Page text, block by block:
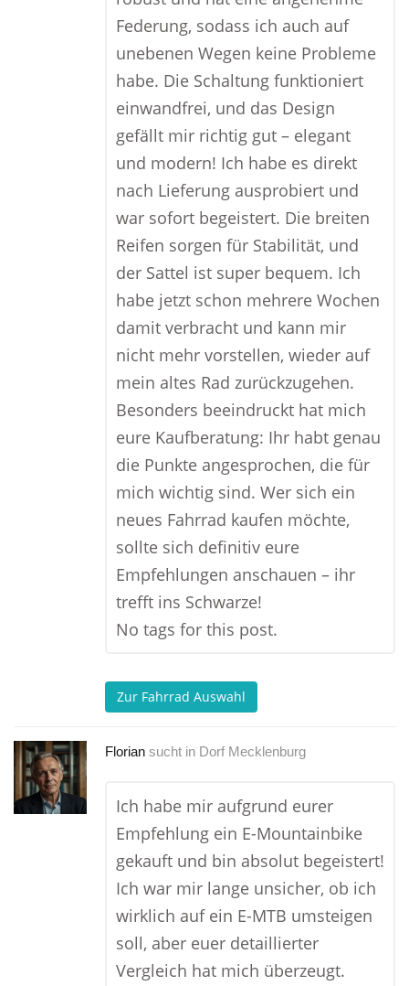
Federung, sodass ich auch auf
unebenen Wegen keine Probleme
habe. Die Schaltung funktioniert
einwandfrei, und das Design
gefällt mir richtig gut – elegant
und modern! Ich habe es direkt
nach Lieferung ausprobiert und
war sofort begeistert. Die breiten
Reifen sorgen für Stabilität, und
der Sattel ist super bequem. Ich
habe jetzt schon mehrere Wochen
damit verbracht und kann mir
nicht mehr vorstellen, wieder auf
mein altes Rad zurückzugehen.
Besonders beeindruckt hat mich
eure Kaufberatung: Ihr habt genau
die Punkte angesprochen, die für
mich wichtig sind. Wer sich ein
neues Fahrrad kaufen möchte,
sollte sich definitiv eure
Empfehlungen anschauen – ihr
trefft ins Schwarze!
No tags for this post.
Zur Fahrrad Auswahl
Florian sucht in Dorf Mecklenburg
Ich habe mir aufgrund eurer
Empfehlung ein E-Mountainbike
gekauft und bin absolut begeistert!
Ich war mir lange unsicher, ob ich
wirklich auf ein E-MTB umsteigen
soll, aber euer detaillierter
Vergleich hat mich überzeugt.